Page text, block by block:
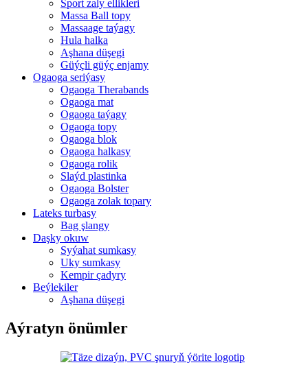
Sport zaly ellikleri
Massa Ball topy
Massaage taýagy
Hula halka
Aşhana düşegi
Güýçli güýç enjamy
Ogaoga seriýasy
Ogaoga Therabands
Ogaoga mat
Ogaoga taýagy
Ogaoga topy
Ogaoga blok
Ogaoga halkasy
Ogaoga rolik
Slaýd plastinka
Ogaoga Bolster
Ogaoga zolak topary
Lateks turbasy
Bag şlangy
Daşky okuw
Syýahat sumkasy
Uky sumkasy
Kempir çadyry
Beýlekiler
Aşhana düşegi
Aýratyn önümler